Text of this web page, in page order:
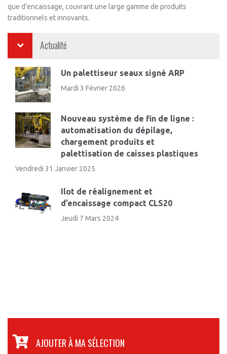
que d'encaissage, couvrant une large gamme de produits
traditionnels et innovants.
Actualité
Un palettiseur seaux signé ARP
Mardi 3 Février 2026
Nouveau système de fin de ligne :
automatisation du dépilage,
chargement produits et
palettisation de caisses plastiques
Vendredi 31 Janvier 2025
Ilot de réalignement et
d’encaissage compact CLS20
Jeudi 7 Mars 2024
AJOUTER À MA SÉLECTION